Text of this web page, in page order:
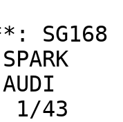
SG168
1/43